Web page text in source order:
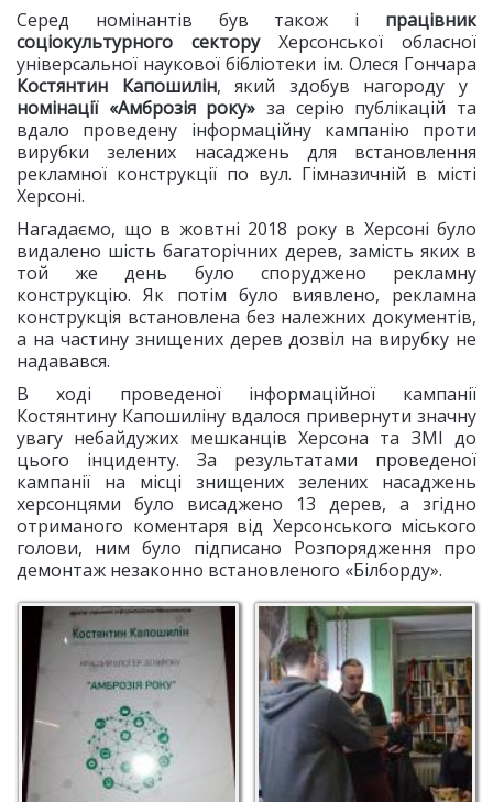
Серед номінантів був також і працівник
соціокультурного сектору Херсонської обласної
універсальної наукової бібліотеки ім. Олеся Гончара
Костянтин Капошилін, який здобув нагороду у
номінації «Амброзія року» за серію публікацій та
вдало проведену інформаційну кампанію проти
вирубки зелених насаджень для встановлення
рекламної конструкції по вул. Гімназичній в місті
Херсоні.
Нагадаємо, що в жовтні 2018 року в Херсоні було
видалено шість багаторічних дерев, замість яких в
той же день було споруджено рекламну
конструкцію. Як потім було виявлено, рекламна
конструкція встановлена без належних документів,
а на частину знищених дерев дозвіл на вирубку не
надавався.
В ході проведеної інформаційної кампанії
Костянтину Капошиліну вдалося привернути значну
увагу небайдужих мешканців Херсона та ЗМІ до
цього інциденту. За результатами проведеної
кампанії на місці знищених зелених насаджень
херсонцями було висаджено 13 дерев, а згідно
отриманого коментаря від Херсонського міського
голови, ним було підписано Розпорядження про
демонтаж незаконно встановленого «Білборду».